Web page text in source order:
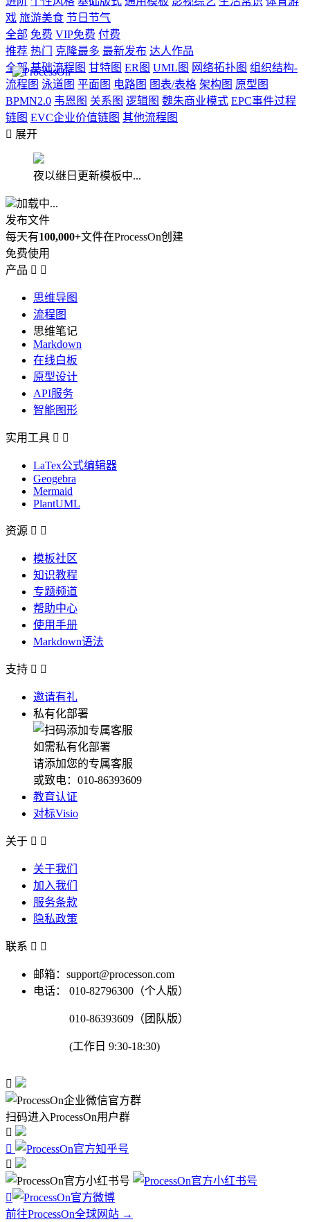
戏 旅游美食 节日节气
全部 免费 VIP免费 付费
推荐 热门 克隆最多 最新发布 达人作品
全部 基础流程图 甘特图 ER图 UML图 网络拓扑图 组织结构-
流程图 泳道图 平面图 电路图 图表/表格 架构图 原型图
BPMN2.0 韦恩图 关系图 逻辑图 魏朱商业模式 EPC事件过程
链图 EVC企业价值链图 其他流程图
 展开
夜以继日更新模板中...
加载中...
发布文件
每天有100,000+文件在ProcessOn创建
免费使用
产品  
思维导图
流程图
思维笔记
Markdown
在线白板
原型设计
API服务
智能图形
实用工具  
LaTex公式编辑器
Geogebra
Mermaid
PlantUML
资源  
模板社区
知识教程
专题频道
帮助中心
使用手册
Markdown语法
支持  
邀请有礼
私有化部署
如需私有化部署
请添加您的专属客服
或致电：010-86393609
教育认证
对标Visio
关于  
关于我们
加入我们
服务条款
隐私政策
联系  
邮箱：support@processon.com
电话：
010-82796300（个人版）
010-86393609（团队版）
(工作日 9:30-18:30)

扫码进入ProcessOn用户群




前往ProcessOn全球网站 →